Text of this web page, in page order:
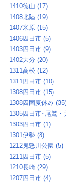
1410徳山 (17)
1408北陸 (19)
1407米原 (15)
1406四日市 (5)
1403四日市 (9)
1402大分 (20)
1311高松 (12)
1311四日市 (10)
1308四日市 (15)
1308四国夏休み (35)
1305四日市･尾鷲・
1303四日市 (1)
1301伊勢 (8)
1212鬼怒川公園 (5)
1211四日市 (5)
1210長崎 (29)
1207四日市 (4)